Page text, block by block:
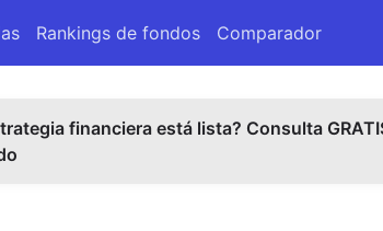
Rankings de fondos Comparador
financiera está lista? Consulta